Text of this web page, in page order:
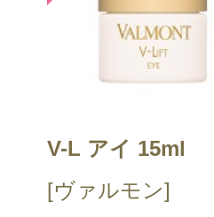
V-L アイ 15ml
[ヴァルモン]